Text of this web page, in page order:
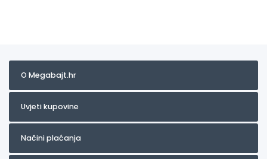
O Megabajt.hr
Uvjeti kupovine
Načini plaćanja